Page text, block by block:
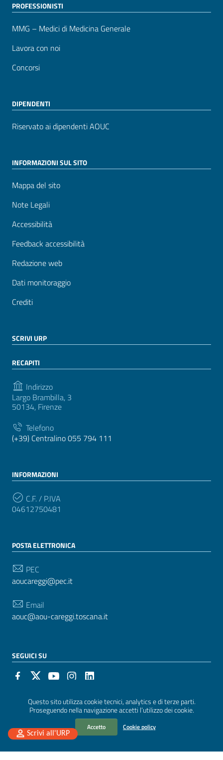
Questo sito utilizza cookie tecnici, analytics e di terze parti.
Proseguendo nella navigazione accetti l’utilizzo dei cookie.
Accetto Cookie policy
PROFESSIONISTI
MMG – Medici di Medicina Generale
Lavora con noi
Concorsi
DIPENDENTI
Riservato ai dipendenti AOUC
INFORMAZIONI SUL SITO
Mappa del sito
Note Legali
Accessibilità
Feedback accessibilità
Redazione web
Dati monitoraggio
Crediti
SCRIVI URP
Scrivi all'URP
RECAPITI
Indirizzo
Largo Brambilla, 3
50134, Firenze
Telefono
(+39) Centralino 055 794 111
INFORMAZIONI
C.F. / P.IVA
04612750481
POSTA ELETTRONICA
PEC
aoucareggi@pec.it
Email
aouc@aou-careggi.toscana.it
SEGUICI SU
Sezione Link Utili
Privacy | Cookie policy | Note legali | Contatti |
| Realizzato con WordPress
grafico ItaliaWP2 | Basato sul
AgID